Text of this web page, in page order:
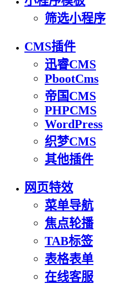
筛选小程序
CMS插件
迅睿CMS
PbootCms
帝国CMS
PHPCMS
WordPress
织梦CMS
其他插件
网页特效
菜单导航
焦点轮播
TAB标签
表格表单
在线客服